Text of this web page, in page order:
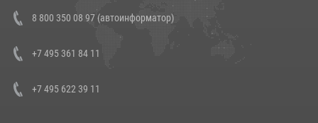
В Росгвардии прошла военно-научная конференция по обобщению
боевого опыта
8 800 350 08 97 (автоинформатор)
+7 495 361 84 11
+7 495 622 39 11